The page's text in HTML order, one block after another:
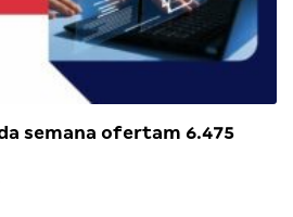
semana ofertam 6.475